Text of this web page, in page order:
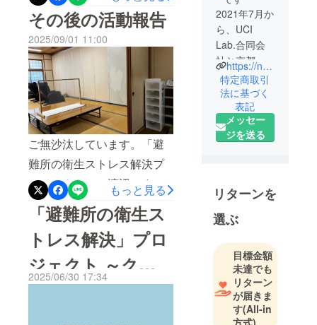
（UCI Lab.）です。クラウ
ドファンディングが終わっ
たのが2月の末、春にはプロ
ダクトの寄贈を行い、気が
つけばもう10月ですね。私
たちは先月、クラウドファ
ンディングがご縁で、「こ
ども食堂防災シンポジウ
ム」に参加してきました。
その時の様子をnoteにまと
めていますので、ぜひご覧
ください。
https://note.com/ucilab/n/n30
f0666fa600?
sub_rt=share_pw開催された
その後の活動報告
2025/09/01 11:00
ご無沙汰しています。「避
難所の衛生ストレス解決プ
ロジェクト」の渡辺です。
『災害級の暑さ』が連日報
じられていますが、皆さま
お変わりなくお過ごしで
しょうか。今回は、プロ
ジェクトのその後の活動の
もっと見る
「避難所の衛生ス
トレス解決」プロ
ジェクト ～クラ
ウドファンディン
2025/06/30 17:34
2021年7月か
ら、UCI
Lab.合同会
社と京都工
芸繊維大学
畔柳（櫛）
研究室とパ
ナソニック
が、産学連
組んでいる
プロジェク
トチームで
このプロ
ジェクトで
は、被災す
るまでは当
たり前にで
https://note.com/ucilab/m/m064504cee8b3
特定商取引
法に基づく
表記
メッセー
ジを送る
リターンを
選ぶ
目標金額
未達でも
リターン
が届きま
す(All-in
方式)